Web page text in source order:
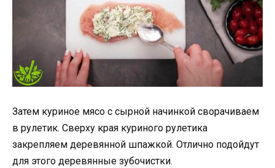
Затем куриное мясо с сырной начинкой сворачиваем
в рулетик. Сверху края куриного рулетика
закрепляем деревянной шпажкой. Отлично подойдут
для этого деревянные зубочистки.